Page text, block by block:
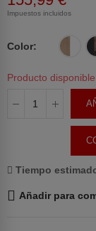
Impuestos incluidos
Color
Producto
Tiempo
Añadir para